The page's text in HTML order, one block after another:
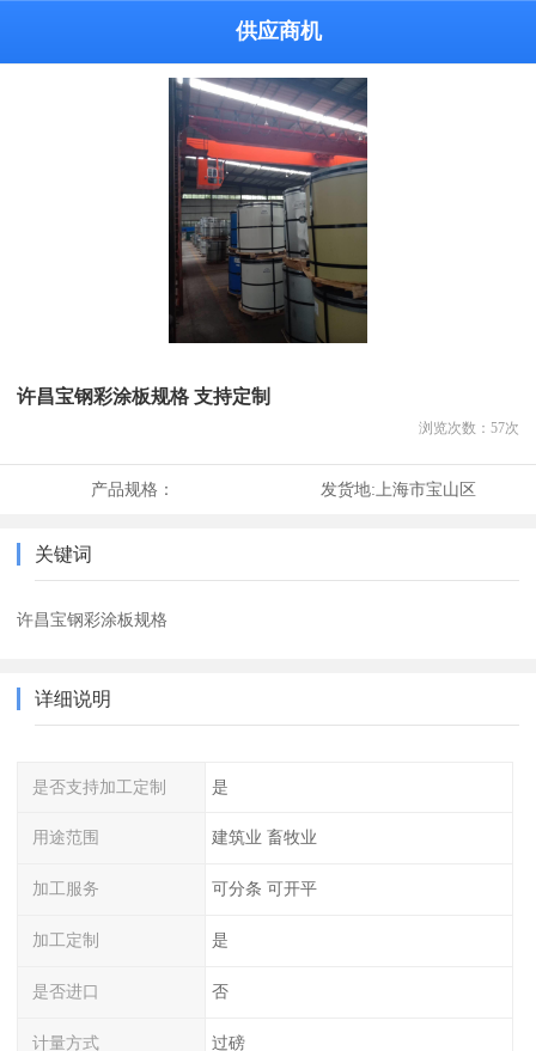
供应商机
许昌宝钢彩涂板规格 支持定制
浏览次数： 57次
产品规格： 发货地:上海市宝山区
关键词
许昌宝钢彩涂板规格
详细说明
是否支持加工定制 是
用途范围 建筑业 畜牧业
加工服务 可分条 可开平
加工定制 是
是否进口 否
计量方式 过磅